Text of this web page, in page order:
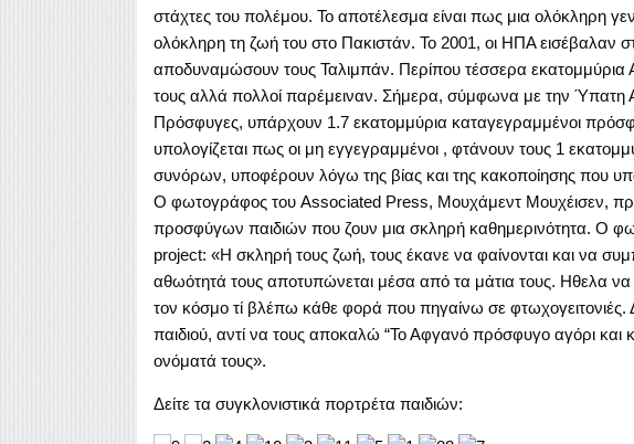
στάχτες του πολέμου. Το αποτέλεσμα είναι πως μια ολόκληρη
ολόκληρη τη ζωή του στο Πακιστάν. Το 2001, οι ΗΠΑ εισέβαλαν
αποδυναμώσουν τους Ταλιμπάν. Περίπου τέσσερα
τους αλλά πολλοί παρέμειναν. Σήμερα, σύμφωνα με την Ύπατη
Πρόσφυγες, υπάρχουν 1.7 εκατομμύρια καταγεγραμμένοι
υπολογίζεται πως οι μη εγγεγραμμένοι , φτάνουν τους 1
συνόρων, υποφέρουν λόγω της βίας και της κακοποίησης που
Ο φωτογράφος του Associated Press, Μουχάμεντ Μουχέισεν,
προσφύγων παιδιών που ζουν μια σκληρή καθημερινότητα. Ο
project: «Η σκληρή τους ζωή, τους έκανε να φαίνονται και να
αθωότητά τους αποτυπώνεται μέσα από τα μάτια τους. Ηθελα
τον κόσμο τί βλέπω κάθε φορά που πηγαίνω σε
παιδιού, αντί να τους αποκαλώ “Το Αφγανό πρόσφυγο αγόρι και
ονόματά τους».
Δείτε τα συγκλονιστικά πορτρέτα παιδιών: